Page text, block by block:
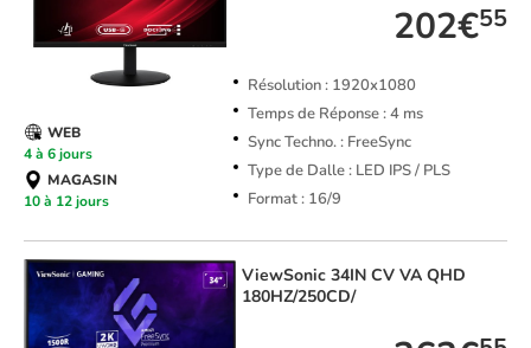
202€55
Résolution : 1920x1080
Temps de Réponse : 4 ms
Sync Techno. : FreeSync
Type de Dalle : LED IPS / PLS
Format : 16/9
WEB
4 à 6 jours
MAGASIN
10 à 12 jours
ViewSonic 34IN CV VA QHD
180HZ/250CD/